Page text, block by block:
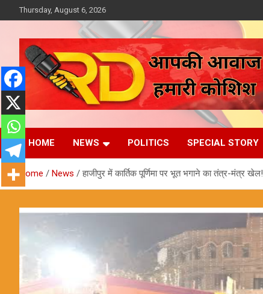
to
Thursday, August 6, 2026
Reporter Diaries
आपकी आवाज, हमारी कोशिश
HOME NEWS POLITICS SPECIAL STORY
Home News हाजीपुर में कार्तिक पूर्णिमा पर भूत भगाने का तंत्र-मंत्र खेल!